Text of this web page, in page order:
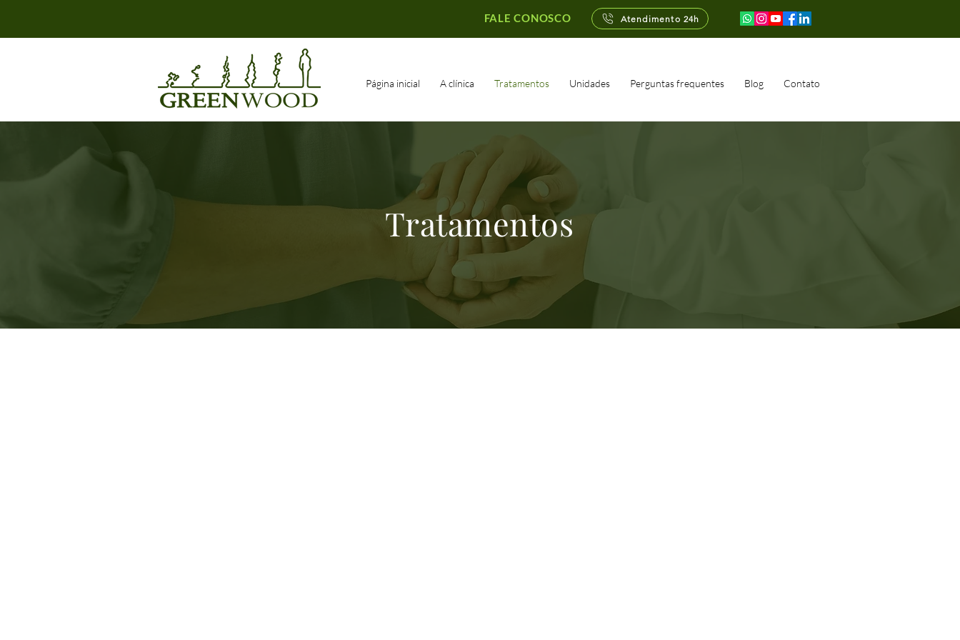
FALE CONOSCO Atendimento 24h
Página inicial A clínica Tratamentos Unidades Perguntas frequentes Blog Contato
Tratamentos